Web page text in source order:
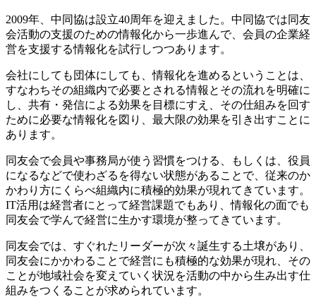
2009年、中同協は設立40周年を迎えました。中同協では同友
会活動の支援のための情報化から一歩進んで、会員の企業経
営を支援する情報化を試行しつつあります。
会社にしても団体にしても、情報化を進めるということは、
すなわちその組織内で必要とされる情報とその流れを明確に
し、共有・発信による効果を目標にすえ、その仕組みを回す
ために必要な情報化を図り、最大限の効果を引き出すことに
あります。
同友会で会員や事務局が使う習慣をつける、もしくは、役員
になるなどで使わざるを得ない状態があることで、従来のか
かわり方にくらべ組織内に積極的効果が現れてきています。
IT活用は経営者にとって経営課題でもあり、情報化の面でも
同友会で学んで経営に生かす環境が整ってきています。
同友会では、すぐれたリーダーが次々誕生する土壌があり、
同友会にかかわることで経営にも積極的な効果が現れ、その
ことが地域社会を変えていく状況を活動の中から生み出す仕
組みをつくることが求められています。